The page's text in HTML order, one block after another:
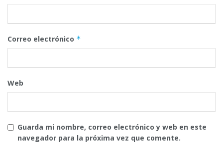
Correo electrónico *
Web
Guarda mi nombre, correo electrónico y web en este
navegador para la próxima vez que comente.